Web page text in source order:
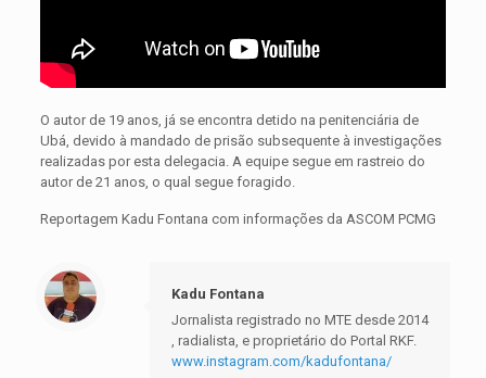
O autor de 19 anos, já se encontra detido na penitenciária de
Ubá, devido à mandado de prisão subsequente à investigações
realizadas por esta delegacia. A equipe segue em rastreio do
autor de 21 anos, o qual segue foragido.
Reportagem Kadu Fontana com informações da ASCOM PCMG
Kadu Fontana
Jornalista registrado no MTE desde 2014
, radialista, e proprietário do Portal RKF.
www.instagram.com/kadufontana/